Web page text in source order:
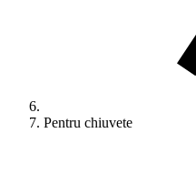
Pentru chiuvete